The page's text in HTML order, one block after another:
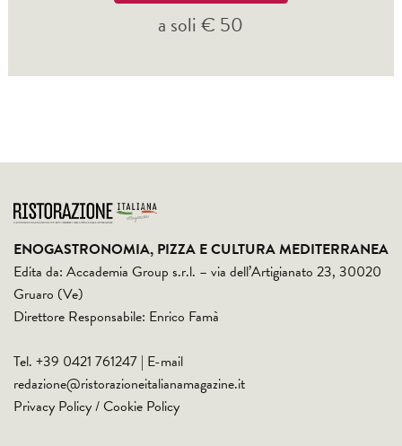
a soli € 50
ENOGASTRONOMIA, PIZZA E CULTURA MEDITERRANEA
Edita da: Accademia Group s.r.l. – via dell’Artigianato 23, 30020
Gruaro (Ve)
Direttore Responsabile: Enrico Famà
Tel. +39 0421 761247 | E-mail
redazione@ristorazioneitalianamagazine.it
Privacy Policy/Cookie Policy